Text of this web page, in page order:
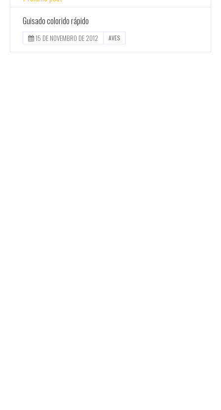
Guisado colorido rápido
15 DE NOVEMBRO DE 2012 AVES